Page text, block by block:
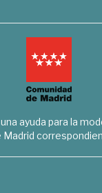
ayuda para la
Madrid